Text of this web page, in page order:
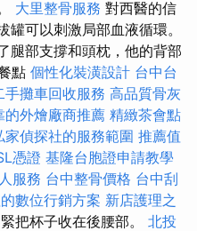
大里整骨服務 對西醫的信
可以刺激局部血液循環。
腿部支撐和頭枕，他的背部
點 個性化裝潢設計 台中台
手攤車回收服務 高品質骨灰
的外燴廠商推薦 精緻茶會點
家偵探社的服務範圍 推薦值
憑證 基隆台胞證申請教學
服務 台中整骨價格 台中刮
數位行銷方案 新店護理之
把杯子收在後腰部。 北投